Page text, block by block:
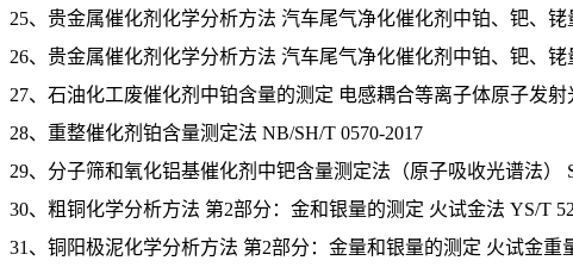
25、贵金属催化剂化学分析方法 汽车尾气净化催化剂中铂、钯、铑
26、贵金属催化剂化学分析方法 汽车尾气净化催化剂中铂、钯、
27、石油化工废催化剂中铂含量的测定 电感耦合等离子体原子发射
28、重整催化剂铂含量测定法 NB/SH/T 0570-2017
29、分子筛和氧化铝基催化剂中钯含量测定法（原子吸收光谱法）
30、粗铜化学分析方法 第2部分：金和银量的测定 火试金法 YS/T
31、铜阳极泥化学分析方法 第2部分：金量和银量的测定 火试金重